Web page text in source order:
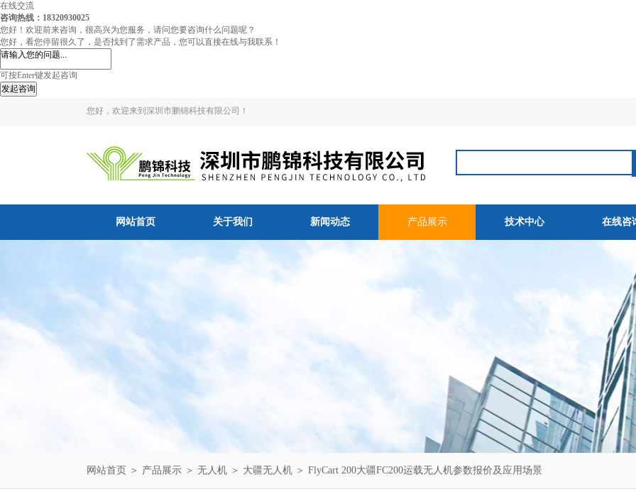
在线交流
咨询热线：18320930025
您好！欢迎前来咨询，很高兴为您服务，请问您要咨询什么问题呢？
您好，看您停留很久了，是否找到了需求产品，您可以直接在线与我联系！
可按Enter键发起咨询
发起咨询
您好，欢迎来到深圳市鹏锦科技有限公司！
网站首页 关于我们 新闻动态 产品展示 技术中心 在线咨
网站首页 ＞ 产品展示 ＞ 无人机 ＞ 大疆无人机 ＞ FlyCart 200大疆FC200运载无人机参数报价及应用场景